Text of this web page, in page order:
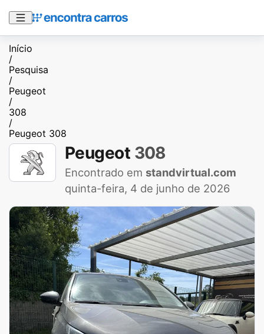
Início
/
Pesquisa
/
Peugeot
/
308
/
Peugeot 308
Peugeot 308
Encontrado em standvirtual.com
quinta-feira, 4 de junho de 2026